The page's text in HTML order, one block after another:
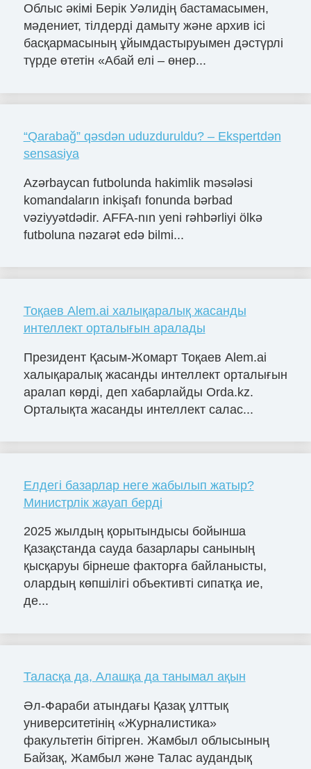
Облыс әкімі Берік Уәлидің бастамасымен,
мәдениет, тілдерді дамыту және архив ісі
басқармасының ұйымдастыруымен дәстүрлі
түрде өтетін «Абай елі – өнер...
“Qarabağ” qəsdən uduzduruldu? – Ekspertdən
sensasiya
Azərbaycan futbolunda hakimlik məsələsi
komandaların inkişafı fonunda bərbad
vəziyyətdədir. AFFA-nın yeni rəhbərliyi ölkə
futboluna nəzarət edə bilmi...
Тоқаев Alem.ai халықаралық жасанды
интеллект орталығын аралады
Президент Қасым-Жомарт Тоқаев Alem.ai
халықаралық жасанды интеллект орталығын
аралап көрді, деп хабарлайды Orda.kz.
Орталықта жасанды интеллект салас...
Елдегі базарлар неге жабылып жатыр?
Министрлік жауап берді
2025 жылдың қорытындысы бойынша
Қазақстанда сауда базарлары санының
қысқаруы бірнеше факторға байланысты,
олардың көпшілігі объективті сипатқа ие,
де...
Таласқа да, Алашқа да танымал ақын
Әл-Фараби атындағы Қазақ ұлттық
университетінің «Журналистика»
факультетін бітірген. Жамбыл облысының
Байзақ, Жамбыл және Талас аудандық